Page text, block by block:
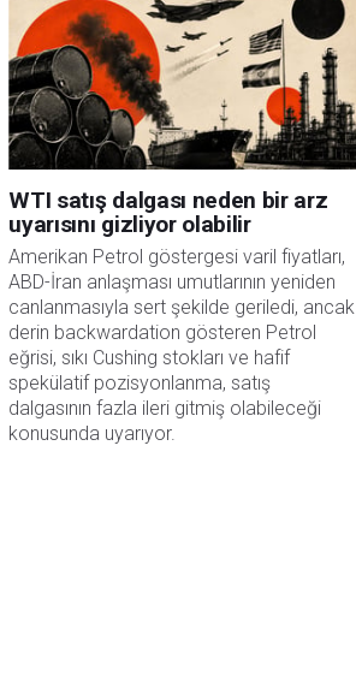
WTI satış dalgası neden bir arz
uyarısını gizliyor olabilir
Amerikan Petrol göstergesi varil fiyatları,
ABD-İran anlaşması umutlarının yeniden
canlanmasıyla sert şekilde geriledi, ancak
derin backwardation gösteren Petrol
eğrisi, sıkı Cushing stokları ve hafif
spekülatif pozisyonlanma, satış
dalgasının fazla ileri gitmiş olabileceği
konusunda uyarıyor.